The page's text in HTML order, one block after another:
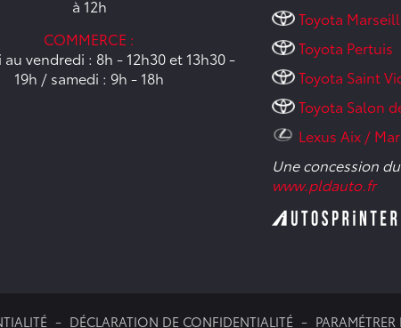
à 12h
COMMERCE :
vendredi : 8h - 12h30 et 13h30 -
19h / samedi : 9h - 18h
Toyota
Toyota Pertuis
Toyota Saint
Toyota Salon
Lexus Aix /
Une concession
www.pldauto.fr
DÉCLARATION DE CONFIDENTIALITÉ